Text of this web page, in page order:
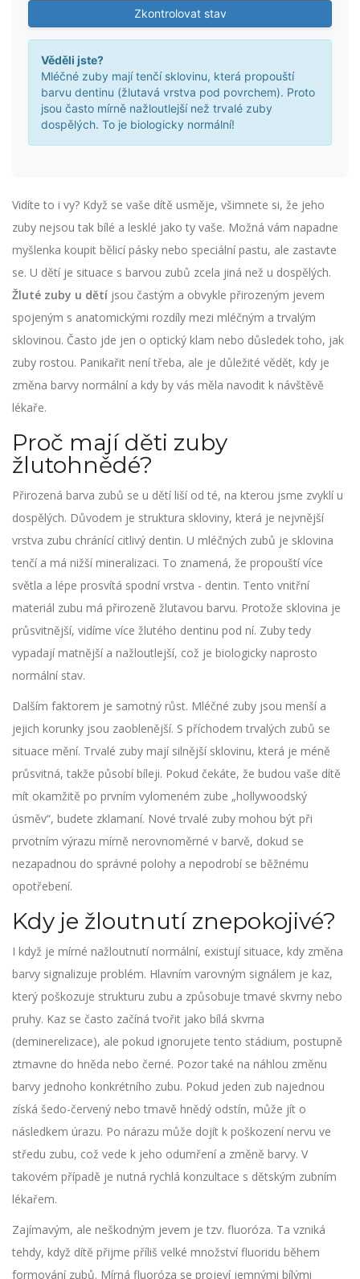
Zkontrolovat stav
Věděli jste?
Mléčné zuby mají tenčí sklovinu, která propouští
barvu dentinu (žlutavá vrstva pod povrchem). Proto
jsou často mírně nažloutlejší než trvalé zuby
dospělých. To je biologicky normální!
Vidíte to i vy? Když se vaše dítě usměje, všimnete si, že jeho
zuby nejsou tak bílé a lesklé jako ty vaše. Možná vám napadne
myšlenka koupit bělicí pásky nebo speciální pastu, ale zastavte
se. U dětí je situace s barvou zubů zcela jiná než u dospělých.
Žluté zuby u dětí jsou častým a obvykle přirozeným jevem
spojeným s anatomickými rozdíly mezi mléčným a trvalým
sklovinou. Často jde jen o optický klam nebo důsledek toho, jak
zuby rostou. Panikařit není třeba, ale je důležité vědět, kdy je
změna barvy normální a kdy by vás měla navodit k návštěvě
lékaře.
Proč mají děti zuby
žlutohnědé?
Přirozená barva zubů se u dětí liší od té, na kterou jsme zvyklí u
dospělých. Důvodem je struktura skloviny, která je nejvnější
vrstva zubu chránící citlivý dentin. U mléčných zubů je sklovina
tenčí a má nižší mineralizaci. To znamená, že propouští více
světla a lépe prosvítá spodní vrstva - dentin. Tento vnitřní
materiál zubu má přirozeně žlutavou barvu. Protože sklovina je
průsvitnější, vidíme více žlutého dentinu pod ní. Zuby tedy
vypadají matnější a nažloutlejší, což je biologicky naprosto
normální stav.
Dalším faktorem je samotný růst. Mléčné zuby jsou menší a
jejich korunky jsou zaoblenější. S příchodem trvalých zubů se
situace mění. Trvalé zuby mají silnější sklovinu, která je méně
průsvitná, takže působí bíleji. Pokud čekáte, že budou vaše dítě
mít okamžitě po prvním vylomeném zube „hollywoodský
úsměv“, budete zklamaní. Nové trvalé zuby mohou být při
prvotním výrazu mírně nerovnoměrné v barvě, dokud se
nezapadnou do správné polohy a nepodrobí se běžnému
opotřebení.
Kdy je žloutnutí znepokojivé?
I když je mírné nažloutnutí normální, existují situace, kdy změna
barvy signalizuje problém. Hlavním varovným signálem je kaz,
který poškozuje strukturu zubu a způsobuje tmavé skvrny nebo
pruhy. Kaz se často začíná tvořit jako bílá skvrna
(deminerelizace), ale pokud ignorujete tento stádium, postupně
ztmavne do hněda nebo černé. Pozor také na náhlou změnu
barvy jednoho konkrétního zubu. Pokud jeden zub najednou
získá šedo-červený nebo tmavě hnědý odstín, může jít o
následkem úrazu. Po nárazu může dojít k poškození nervu ve
středu zubu, což vede k jeho odumření a změně barvy. V
takovém případě je nutná rychlá konzultace s dětským zubním
lékařem.
Zajímavým, ale neškodným jevem je tzv. fluoróza. Ta vzniká
tehdy, když dítě přijme příliš velké množství fluoridu během
formování zubů. Mírná fluoróza se projeví jemnými bílými